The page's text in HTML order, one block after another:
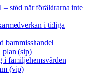
– stöd när föräldrarna inte
i tidiga
barnmisshandel
plan (sip)
i familjehemsvården
(vip)